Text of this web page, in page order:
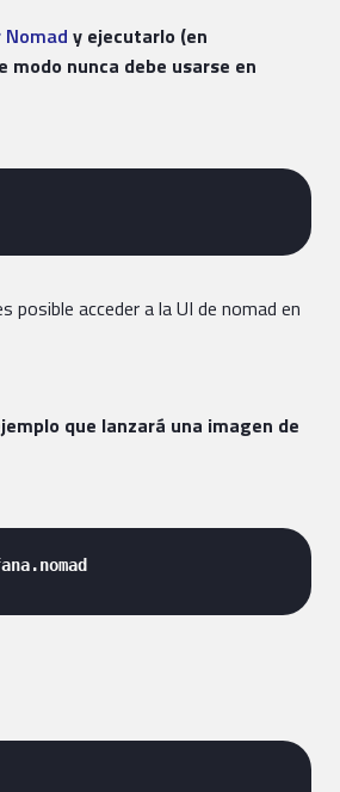
y ejecutarlo (en
modo nunca debe usarse en
posible acceder a la UI de nomad en
que lanzará una imagen de